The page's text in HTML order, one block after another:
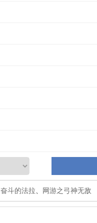
奋斗的法拉 网游之弓神无敌